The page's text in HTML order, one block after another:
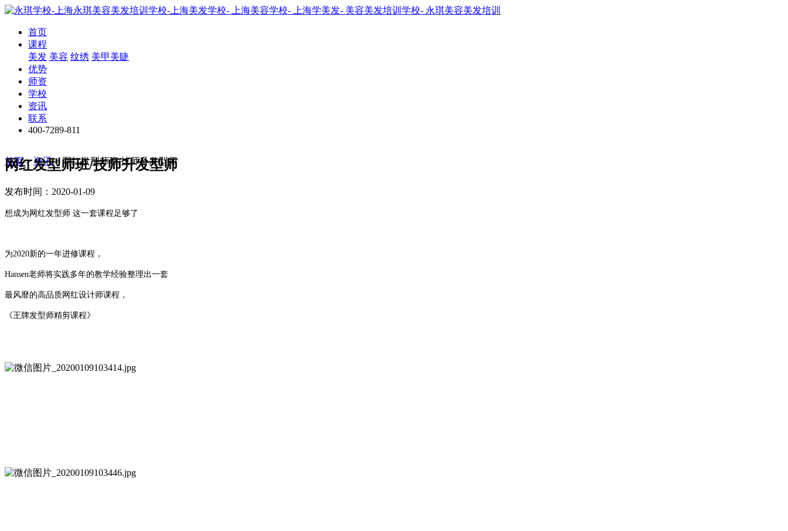
首页
课程
美发 美容 纹绣 美甲美睫
优势
师资
学校
资讯
联系
400-7289-811
首页>资讯>网红发型师班/技师升发型师
网红发型师班/技师升发型师
发布时间：2020-01-09
想成为网红发型师 这一套课程足够了
为2020新的一年进修课程，
Hansen老师将实践多年的教学经验整理出一套
最风靡的高品质网红设计师课程，
《王牌发型师精剪课程》